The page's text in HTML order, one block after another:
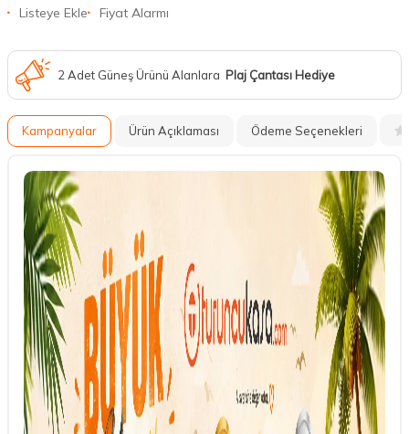
Listeye Ekle Fiyat Alarmı
2 Adet Güneş Ürünü Alanlara Plaj Çantası Hediye
Kampanyalar Ürün Açıklaması Ödeme Seçenekleri